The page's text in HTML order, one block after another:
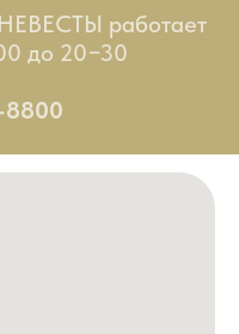
работает
до 20−30
8800